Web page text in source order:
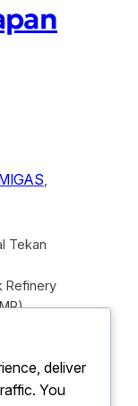
Tekan
Refinery
deliver
You